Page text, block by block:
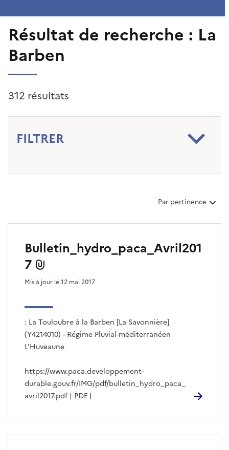
Résultat de recherche : La
Barben
312 résultats
FILTRER
T
i
r
l
c
l
Par pertinence
Bulletin_hydro_paca_Avril201
7
: La Touloubre à la Barben [La Savonnière]
(Y4214010) - Régime Pluvial-méditerranéen
L'Huveaune
Mis à jour le 12 mai 2017
https://www.paca.developpement-
durable.gouv.fr/IMG/pdf/bulletin_hydro_paca_
avril2017.pdf | PDF |